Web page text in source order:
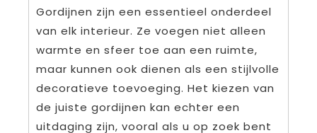
Gordijnen zijn een essentieel onderdeel
van elk interieur. Ze voegen niet alleen
warmte en sfeer toe aan een ruimte,
maar kunnen ook dienen als een stijlvolle
decoratieve toevoeging. Het kiezen van
de juiste gordijnen kan echter een
uitdaging zijn, vooral als u op zoek bent